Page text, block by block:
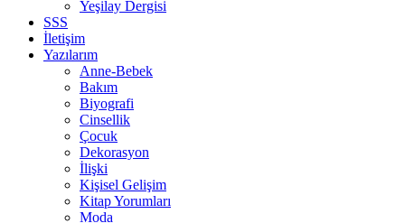
Yeşilay Dergisi
SSS
İletişim
Yazılarım
Anne-Bebek
Bakım
Biyografi
Cinsellik
Çocuk
Dekorasyon
İlişki
Kişisel Gelişim
Kitap Yorumları
Moda